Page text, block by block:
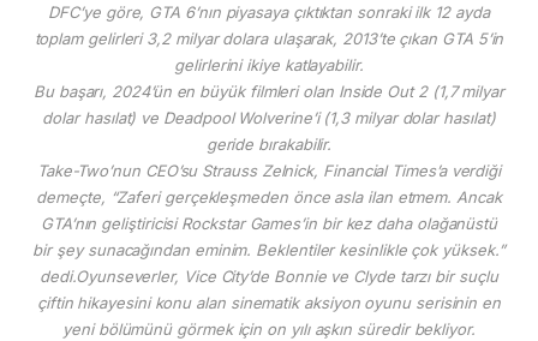
DFC’ye göre, GTA 6’nın piyasaya çıktıktan sonraki ilk 12 ayda
toplam gelirleri 3,2 milyar dolara ulaşarak, 2013’te çıkan GTA 5’in
gelirlerini ikiye katlayabilir.
Bu başarı, 2024’ün en büyük filmleri olan Inside Out 2 (1,7 milyar
dolar hasılat) ve Deadpool Wolverine’i (1,3 milyar dolar hasılat)
geride bırakabilir.
Take-Two’nun CEO’su Strauss Zelnick, Financial Times’a verdiği
demeçte, “Zaferi gerçekleşmeden önce asla ilan etmem. Ancak
GTA’nın geliştiricisi Rockstar Games’in bir kez daha olağanüstü
bir şey sunacağından eminim. Beklentiler kesinlikle çok yüksek.”
dedi.Oyunseverler, Vice City’de Bonnie ve Clyde tarzı bir suçlu
çiftin hikayesini konu alan sinematik aksiyon oyunu serisinin en
yeni bölümünü görmek için on yılı aşkın süredir bekliyor.